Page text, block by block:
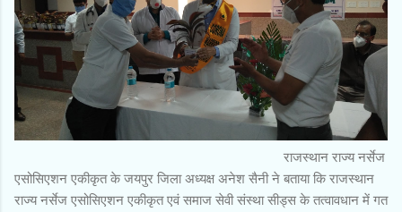
राजस्थान राज्य नर्सेज
एसोसिएशन एकीकृत के जयपुर जिला अध्यक्ष अनेश सैनी ने बताया कि राजस्थान
राज्य नर्सेज एसोसिएशन एकीकृत एवं समाज सेवी संस्था सीड्स के तत्वावधान में गत